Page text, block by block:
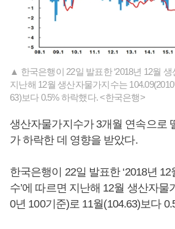
▲ 한국은행이 22일 발표한 ‘2018년 12월
지난해 12월 생산자물가지수는
63)보다 0.5% 하락했다. <한국은행>
생산자물가지수가 3개월 연속으로
가 하락한 데 영향을 받았다.
한국은행이 22일 발표한 ‘2018년 12
수’에 따르면 지난해 12월 생산자물
0년 100기준)로 11월(104.63)보다